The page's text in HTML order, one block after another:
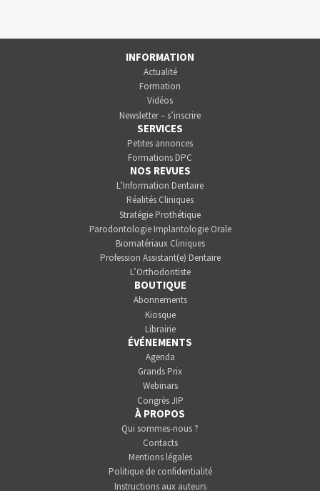
INFORMATION
Actualité
Formation
Vidéos
Newsletter – s’inscrire
SERVICES
Petites annonces
Formations DPC
NOS REVUES
L’Information Dentaire
Réalités Cliniques
Stratégie Prothétique
Parodontologie Implantologie Orale
Biomatériaux Cliniques
Profession Assistant(e) Dentaire
L’Orthodontiste
BOUTIQUE
Abonnements
Kiosque
Librairie
ÉVÉNEMENTS
Agenda
Grands Prix
Webinars
Congrès JIP
À PROPOS
Qui sommes-nous ?
Contacts
Mentions légales
Politique de confidentialité
Instructions aux auteurs